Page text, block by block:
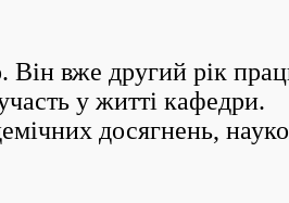
вже другий рік
у житті кафедри.
досягнень,